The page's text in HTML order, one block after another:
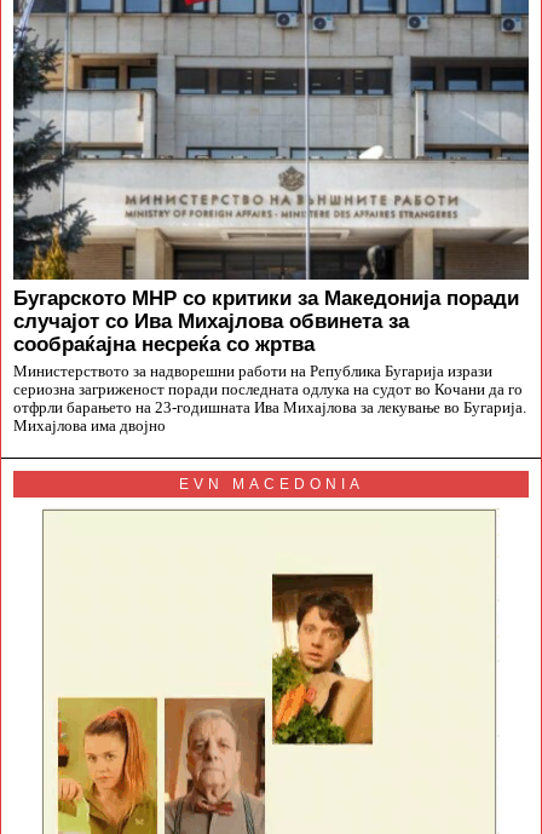
Бугарското МНР со критики за Македонија поради
случајот со Ива Михајлова обвинета за
сообраќајна несреќа со жртва
Министерството за надворешни работи на Република Бугарија изрази
сериозна загриженост поради последната одлука на судот во Кочани да го
отфрли барањето на 23-годишната Ива Михајлова за лекување во Бугарија.
Михајлова има двојно
EVN MACEDONIA